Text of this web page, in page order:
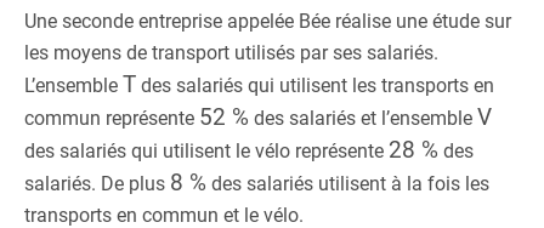
Une seconde entreprise appelée Bée réalise une étude sur
les moyens de transport utilisés par ses salariés.
L’ensemble T des salariés qui utilisent les transports en
commun représente 52 % des salariés et l’ensemble V
des salariés qui utilisent le vélo représente 28 % des
salariés. De plus 8 % des salariés utilisent à la fois les
transports en commun et le vélo.